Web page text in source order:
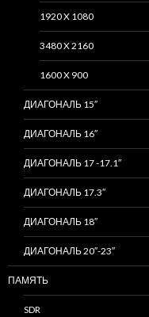
1920 X 1080
3480 X 2160
1600 X 900
ДИАГОНАЛЬ 15″
ДИАГОНАЛЬ 16″
ДИАГОНАЛЬ 17 -17.1″
ДИАГОНАЛЬ 17.3″
ДИАГОНАЛЬ 18″
ДИАГОНАЛЬ 20″-23″
ПАМЯТЬ
SDR